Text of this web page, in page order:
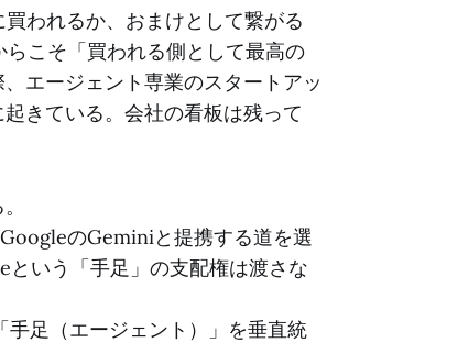
われるか、おまけとして繋がる
こそ「買われる側として最高の
エージェント専業のスタートアッ
きている。会社の看板は残って
のGeminiと提携する道を選
いう「手足」の支配権は渡さな
足（エージェント）」を垂直統